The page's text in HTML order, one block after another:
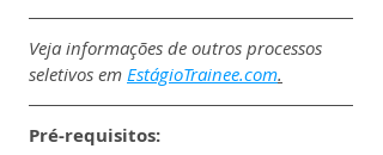
Veja informações de outros processos
seletivos em EstágioTrainee.com.
Pré-requisitos: